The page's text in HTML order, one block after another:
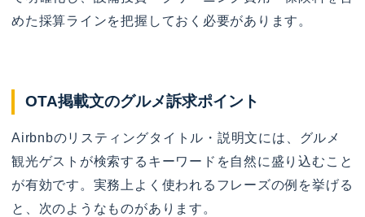
めた採算ラインを把握しておく必要があります。
OTA掲載文のグルメ訴求ポイント
Airbnbのリスティングタイトル・説明文には、グルメ
観光ゲストが検索するキーワードを自然に盛り込むこと
が有効です。実務上よく使われるフレーズの例を挙げる
と、次のようなものがあります。